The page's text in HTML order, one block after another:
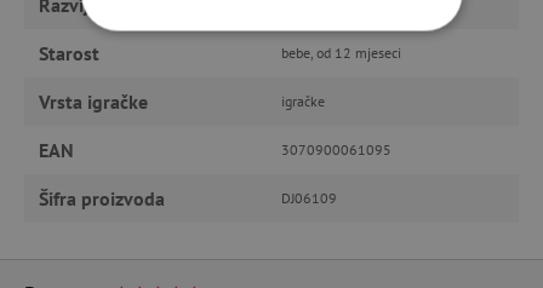
Starost bebe, od 12 mjeseci
Vrsta igračke igračke
EAN 3070900061095
Šifra proizvoda DJ06109
NUŽNO POTREBNI KOLAČIĆI
CILJANOST
FUNKCIONALNOST